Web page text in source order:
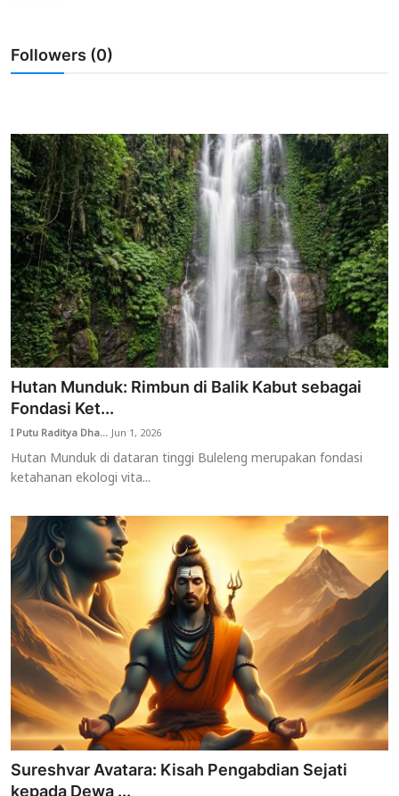
Followers (0)
Hutan Munduk: Rimbun di Balik Kabut sebagai
Fondasi Ket...
I Putu Raditya Dha...Jun 1, 2026
Hutan Munduk di dataran tinggi Buleleng merupakan fondasi
ketahanan ekologi vita...
Sureshvar Avatara: Kisah Pengabdian Sejati
kepada Dewa ...